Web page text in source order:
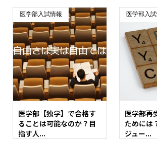
医学部入試情報
医学部【独学】で合格す
ることは可能なのか？目
指す人...
医学部入
医学部再
ためには
ジュー...